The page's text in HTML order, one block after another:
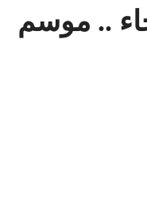
.. موسم